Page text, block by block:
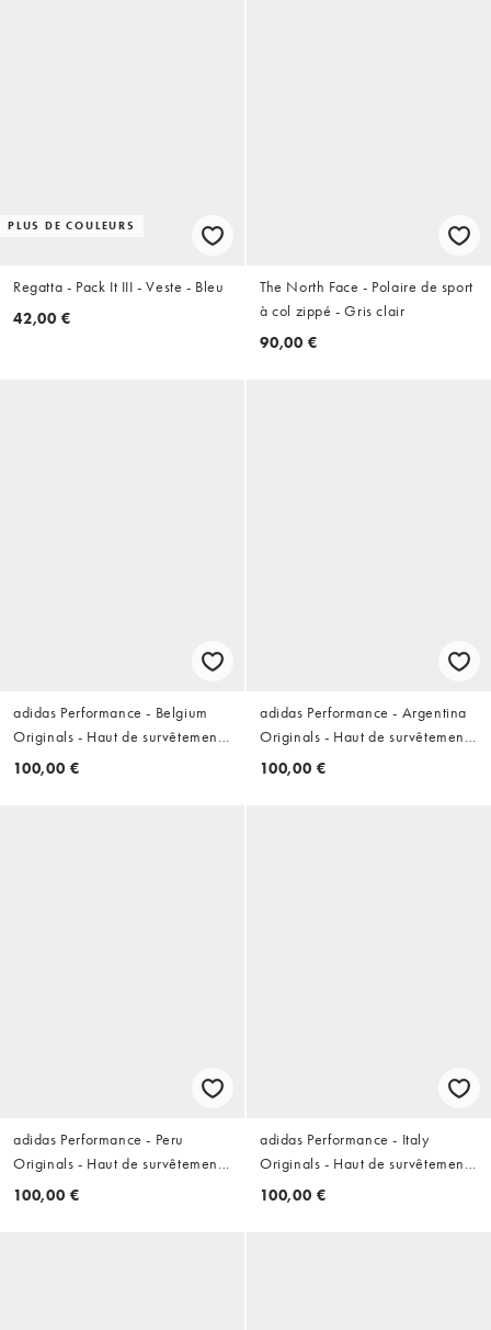
PLUS DE COULEURS
Regatta - Pack It III - Veste - Bleu
42,00 €
The North Face - Polaire de sport
à col zippé - Gris clair
90,00 €
adidas Performance - Belgium
Originals - Haut de survêtement -
Noir
100,00 €
adidas Performance - Argentina
Originals - Haut de survêtement -
Bleu lucide
100,00 €
adidas Performance - Peru
Originals - Haut de survêtement -
Noir
100,00 €
adidas Performance - Italy
Originals - Haut de survêtement -
Bleu aérobleu
100,00 €